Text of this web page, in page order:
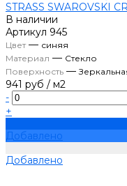
STRASS SWAROVSKI
В наличии
Артикул 945
Цвет— синяя
Материал — Стекло
Поверхность —
941 руб / м2
-
+
Добавлено
Добавлено